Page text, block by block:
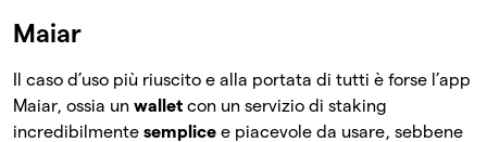
Maiar
Il caso d’uso più riuscito e alla portata di tutti è forse l’app
Maiar, ossia un wallet con un servizio di staking
incredibilmente semplice e piacevole da usare, sebbene